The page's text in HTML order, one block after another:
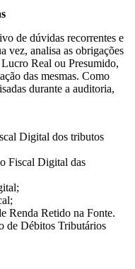
de dúvidas recorrentes e
vez, analisa as obrigações
Lucro Real ou Presumido,
das mesmas. Como
durante a auditoria,
Digital dos tributos
Fiscal Digital das
Renda Retido na Fonte.
de Débitos Tributários